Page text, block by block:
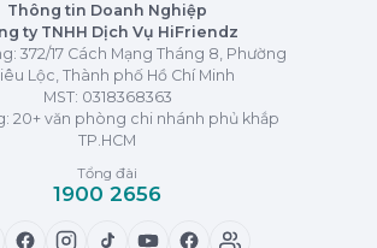
Thông tin Doanh Nghiệp
ty TNHH Dịch Vụ HiFriendz
372/17 Cách Mạng Tháng 8, Phường
Lộc, Thành phố Hồ Chí Minh
MST: 0318368363
20+ văn phòng chi nhánh phủ khắp
TP.HCM
Tổng đài
1900 2656